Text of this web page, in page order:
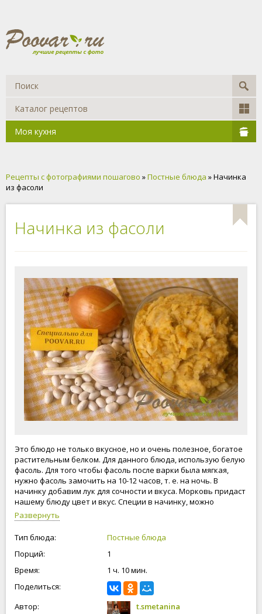
Каталог рецептов
Моя кухня
Рецепты с фотографиями пошагово »Постные блюда » Начинка
из фасоли
Начинка из фасоли
Это блюдо не только вкусное, но и очень полезное, богатое
растительным белком. Для данного блюда, использую белую
фасоль. Для того чтобы фасоль после варки была мягкая,
нужно фасоль замочить на 10-12 часов, т. е. на ночь. В
начинку добавим лук для сочности и вкуса. Морковь придаст
нашему блюду цвет и вкус. Специи в начинку, можно
добавлять по своему вкусу. Начинку из фасоли, можно
использовать в дальнейшем на своё усмотрение. Отличное
блюдо для поста! Приступим!
Развернуть
Тип блюда:
Постные блюда
Порций:
1
Время:
1 ч. 10 мин.
Поделиться:
Автор:
t.smetanina